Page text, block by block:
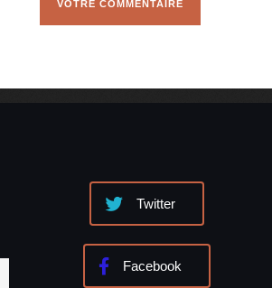
Twitter
Facebook